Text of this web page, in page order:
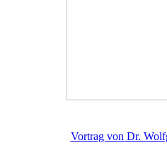
Vortrag von Dr.